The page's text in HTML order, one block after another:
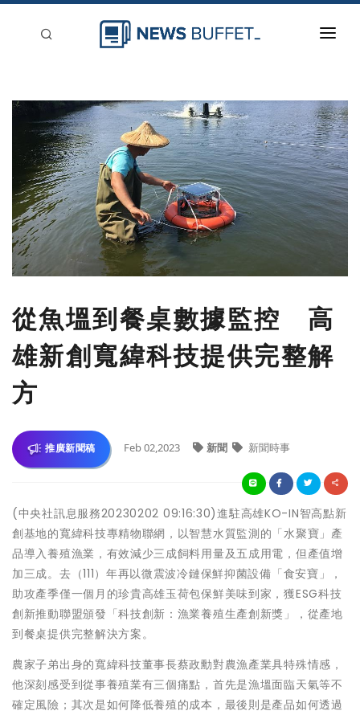
新聞稿分類
登入
刊登
從魚塭到餐桌數據監控 高
雄新創寬緯科技提供完整解
方
推廣新聞稿 Feb 02,2023 新聞 新聞時事
(中央社訊息服務20230202 09:16:30)進駐高雄KO-IN智高點新
創基地的寬緯科技專精物聯網，以智慧水質監測的「水聚寶」產
品導入養殖漁業，有效減少三成飼料用量及五成用電，但產值增
加三成。去（111）年再以微震波冷鏈保鮮抑菌設備「食安寶」，
助攻產季僅一個月的珍貴高雄玉荷包保鮮美味到家，獲ESG科技
創新推動聯盟頒發「科技創新：漁業養殖生產創新獎」，從產地
到餐桌提供完整解決方案。
農家子弟出身的寬緯科技董事長蔡政勳對農漁產業具特殊情感，
他深刻感受到從事養殖業有三個痛點，首先是漁塭面臨天氣等不
確定風險；其次是如何降低養殖的成本，最後則是產品如何透過